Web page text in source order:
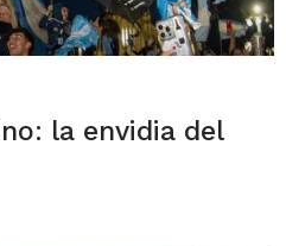
la envidia del